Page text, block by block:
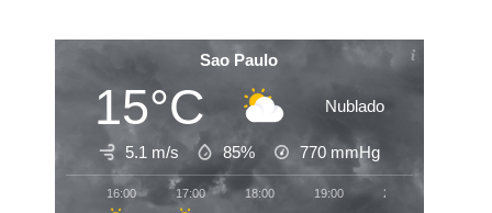
Sao Paulo
15°C Nublado
5.1 m/s 85% 770 mmHg
16:00 17:00 18:00 19:00 20:00